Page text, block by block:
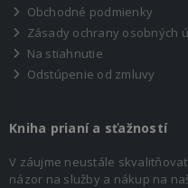
Obchodné podmienky
Zásady ochrany osobných
Na stiahnutie
Odstúpenie od zmluvy
Kniha prianí a sťažností
V záujme neustále
názor na služby a nákup na